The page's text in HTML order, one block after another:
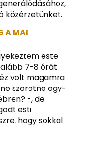
közérzetünket.
A MAI
este
7-8 órát
volt magamra
szeretne egy-
-, de
esti
hogy sokkal